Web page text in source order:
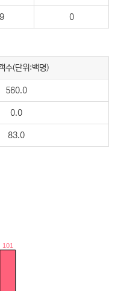
0
수(단위:백명)
560.0
0.0
83.0
101